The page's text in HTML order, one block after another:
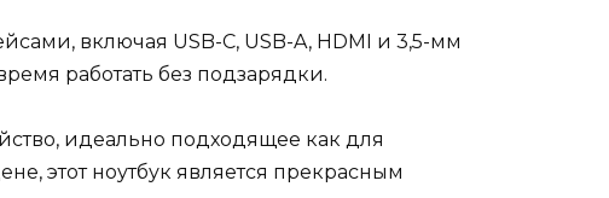
включая USB-C, USB-A, HDMI и 3,5-мм
работать без подзарядки.
идеально подходящее как для
этот ноутбук является прекрасным